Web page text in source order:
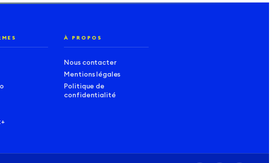
À PROPOS
Nous contacter
Mentions légales
Politique de
confidentialité